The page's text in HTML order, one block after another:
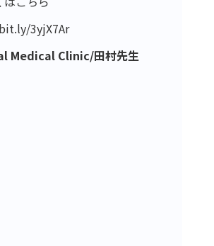
3yjX7Ar
Medical Clinic/田村先生